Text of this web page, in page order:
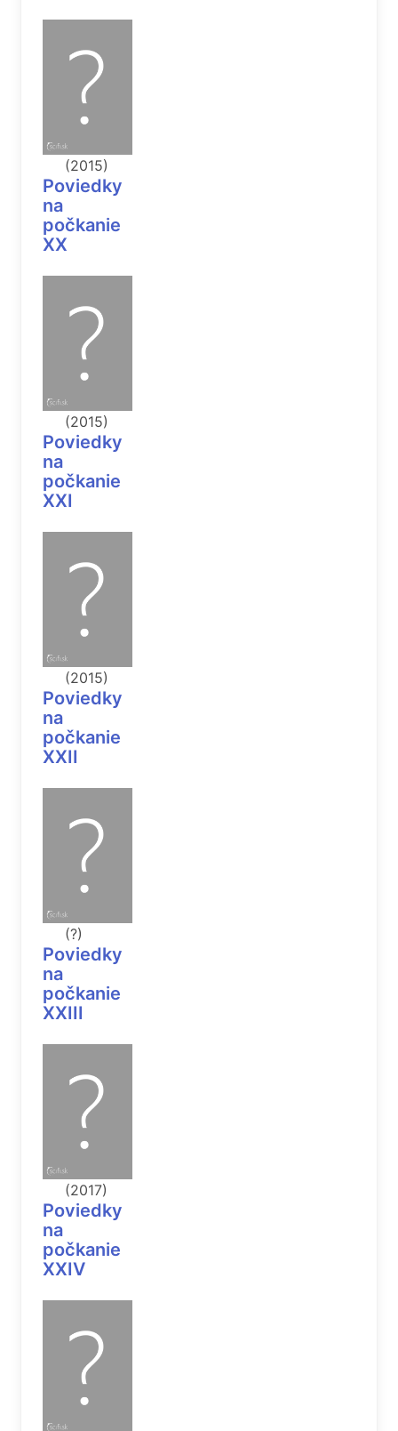
(2015)
Poviedky
na
počkanie
XX
(2015)
Poviedky
na
počkanie
XXI
(2015)
Poviedky
na
počkanie
XXII
(?)
Poviedky
na
počkanie
XXIII
(2017)
Poviedky
na
počkanie
XXIV